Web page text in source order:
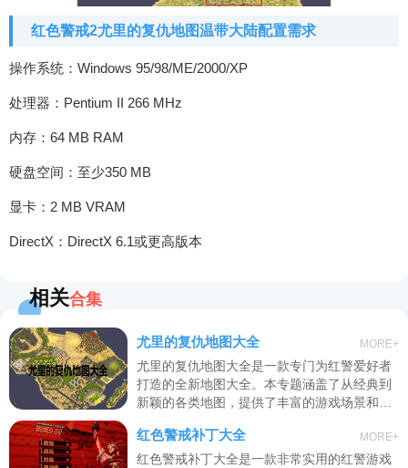
红色警戒2尤里的复仇地图温带大陆配置需求
操作系统：Windows 95/98/ME/2000/XP
处理器：Pentium II 266 MHz
内存：64 MB RAM
硬盘空间：至少350 MB
显卡：2 MB VRAM
DirectX：DirectX 6.1或更高版本
相关合集
尤里的复仇地图大全 MORE+
尤里的复仇地图大全是一款专门为红警爱好者
打造的全新地图大全。本专题涵盖了从经典到
新颖的各类地图，提供了丰富的游戏场景和体
戏体验。感兴趣的玩家千万不要错过！
红色警戒补丁大全 MORE+
红色警戒补丁大全是一款非常实用的红警游戏